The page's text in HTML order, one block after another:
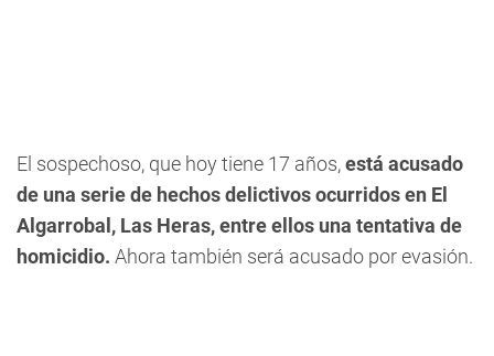
El sospechoso, que hoy tiene 17 años,está acusado
de una serie de hechos delictivos ocurridos en El
Algarrobal, Las Heras, entre ellos una tentativa de
homicidio. Ahora también será acusado por evasión.